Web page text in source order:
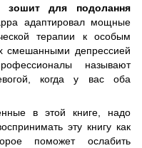
зошит для подолання
адаптировал мощные
терапии к особым
смешанными депрессией
называют
когда у вас оба
в этой книге, надо
эту книгу как
поможет ослабить